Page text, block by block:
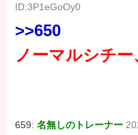
ID:3P1eGoOy0
>>650
ノーマルシチ
659:名無しのトレーナー